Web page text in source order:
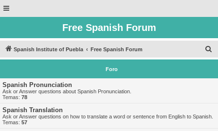
Free Spanish Forum
Spanish Institute of Puebla Free Spanish Forum
u
Foro
Spanish Pronunciation
Ask or Answer questions about Spanish Pronunciation.
Temas: 78
Spanish Translation
Ask or Answer questions on how to translate a word or sentence from English to Spanish.
Temas: 57